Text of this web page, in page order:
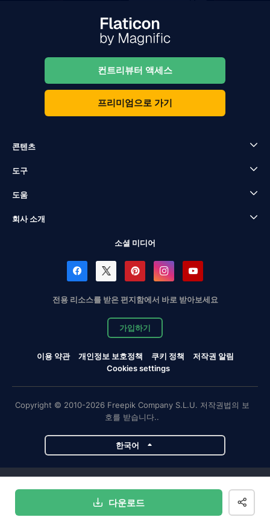
다운로드
컨트리뷰터 액세스
프리미엄으로 가기
콘텐츠
도구
도움
회사 소개
소셜 미디어
전용 리소스를 받은 편지함에서 바로 받아보세요
가입하기
이용 약관 개인정보 보호정책 쿠키 정책
저작권 알림
Cookies settings
Copyright © 2010-2026 Freepik Company S.L.U. 저작권법의 보
호를 받습니다..
한국어
Magnific Flaticon